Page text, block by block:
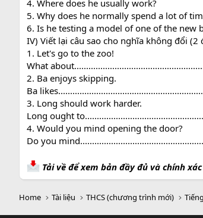
4. Where does he usually work?
5. Why does he normally spend a lot of
6. Is he testing a model of one of the new
IV) Viết lại câu sao cho nghĩa không đổi (2
1. Let's go to the zoo!
What
2. Ba enjoys skipping.
Ba
3. Long should work harder.
Long ought
4. Would you mind opening the door?
Do you
Tải về để xem bản đầy đủ và chính
Home Tài liệu THCS (chương trình mới)